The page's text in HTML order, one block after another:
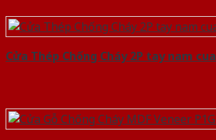
Cửa Thép Chống Cháy 2P tay nam cua